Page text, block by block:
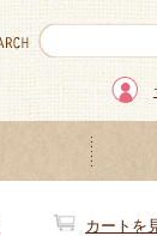
カートを